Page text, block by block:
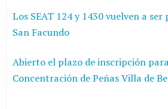
Los SEAT 124 y 1430 vuelven a
San Facundo
Abierto el plazo de inscripción
Concentración de Peñas Villa de